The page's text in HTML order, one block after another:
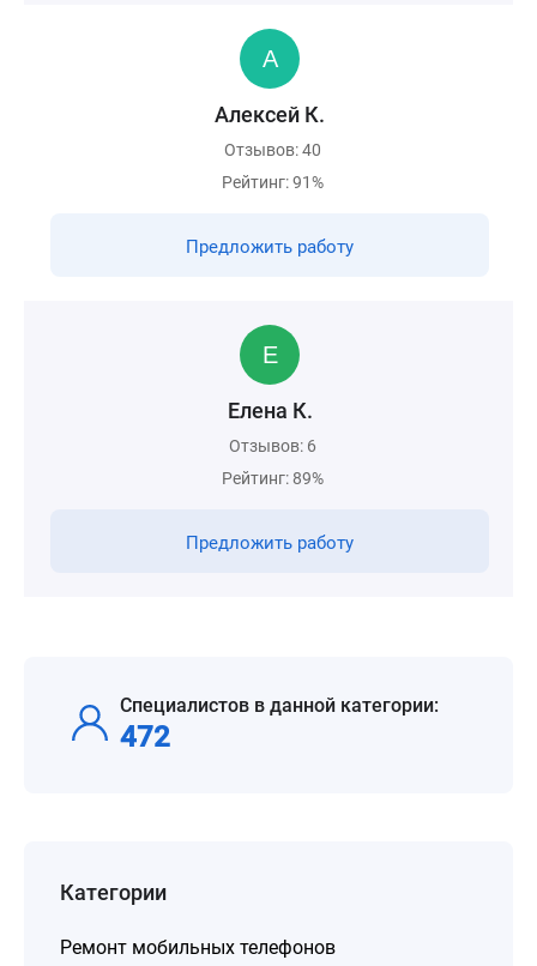
Алексей К.
Отзывов: 40
Рейтинг: 91%
Предложить работу
Елена К.
Отзывов: 6
Рейтинг: 89%
Предложить работу
Специалистов в данной категории:
472
Категории
Ремонт мобильных телефонов